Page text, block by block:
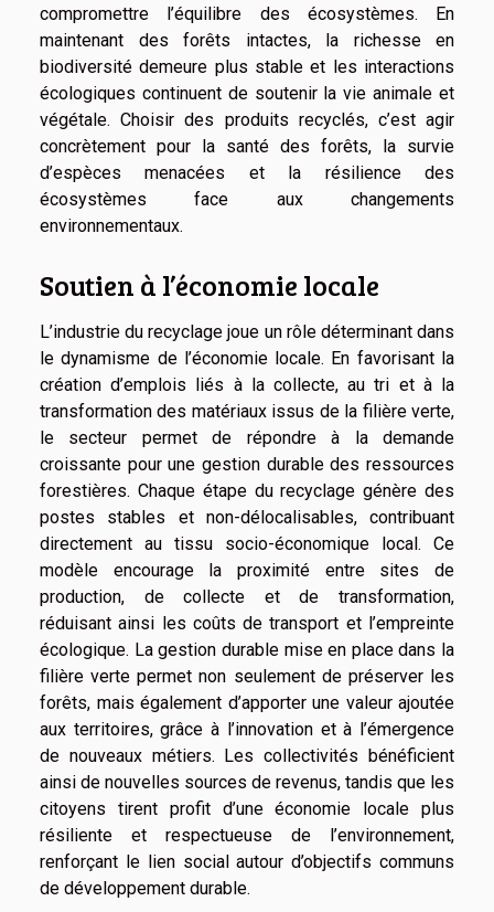
compromettre l’équilibre des écosystèmes. En
maintenant des forêts intactes, la richesse en
biodiversité demeure plus stable et les interactions
écologiques continuent de soutenir la vie animale et
végétale. Choisir des produits recyclés, c’est agir
concrètement pour la santé des forêts, la survie
d’espèces menacées et la résilience des
écosystèmes face aux changements
environnementaux.
Soutien à l’économie locale
L’industrie du recyclage joue un rôle déterminant dans
le dynamisme de l’économie locale. En favorisant la
création d’emplois liés à la collecte, au tri et à la
transformation des matériaux issus de la filière verte,
le secteur permet de répondre à la demande
croissante pour une gestion durable des ressources
forestières. Chaque étape du recyclage génère des
postes stables et non-délocalisables, contribuant
directement au tissu socio-économique local. Ce
modèle encourage la proximité entre sites de
production, de collecte et de transformation,
réduisant ainsi les coûts de transport et l’empreinte
écologique. La gestion durable mise en place dans la
filière verte permet non seulement de préserver les
forêts, mais également d’apporter une valeur ajoutée
aux territoires, grâce à l’innovation et à l’émergence
de nouveaux métiers. Les collectivités bénéficient
ainsi de nouvelles sources de revenus, tandis que les
citoyens tirent profit d’une économie locale plus
résiliente et respectueuse de l’environnement,
renforçant le lien social autour d’objectifs communs
de développement durable.